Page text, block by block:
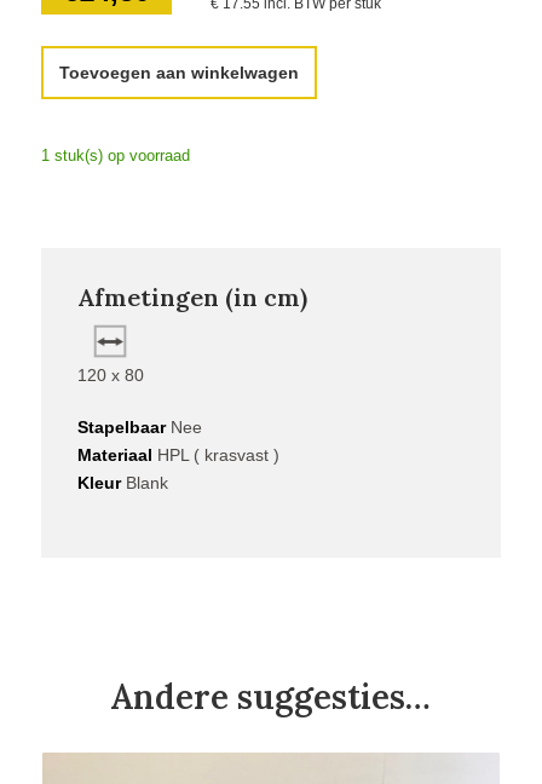
Toevoegen aan winkelwagen
1 stuk(s) op voorraad
Afmetingen (in cm)
120 x 80
StapelbaarNee
Materiaal HPL ( krasvast )
KleurBlank
Andere suggesties…